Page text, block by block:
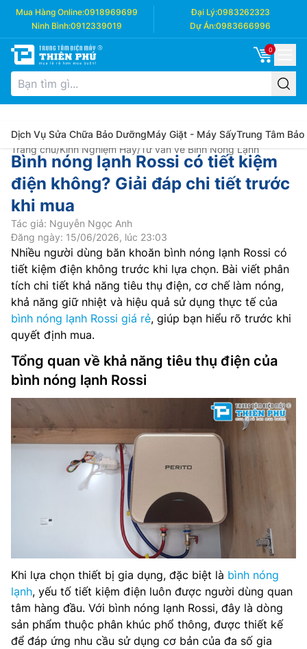
Mua Hàng Online:0918969699 Đại Lý:0983262323
Ninh Bình:0912339019 Dự Án:0983666996
0
Dịch Vụ Sửa Chữa Bảo DưỡngMáy Giặt - Máy SấyTrung Tâm Bảo
Trang chủ/Kinh Nghiệm Hay/Tư vấn về Bình Nóng Lạnh
Bình nóng lạnh Rossi có tiết kiệm
điện không? Giải đáp chi tiết trước
khi mua
Tác giả: Nguyễn Ngọc Anh
Đăng ngày: 15/06/2026, lúc 23:03
Nhiều người dùng băn khoăn bình nóng lạnh Rossi có
tiết kiệm điện không trước khi lựa chọn. Bài viết phân
tích chi tiết khả năng tiêu thụ điện, cơ chế làm nóng,
khả năng giữ nhiệt và hiệu quả sử dụng thực tế của
bình nóng lạnh Rossi giá rẻ, giúp bạn hiểu rõ trước khi
quyết định mua.
Tổng quan về khả năng tiêu thụ điện của
bình nóng lạnh Rossi
Khi lựa chọn thiết bị gia dụng, đặc biệt là bình nóng
lạnh, yếu tố tiết kiệm điện luôn được người dùng quan
tâm hàng đầu. Với bình nóng lạnh Rossi, đây là dòng
sản phẩm thuộc phân khúc phổ thông, được thiết kế
để đáp ứng nhu cầu sử dụng cơ bản của đa số gia